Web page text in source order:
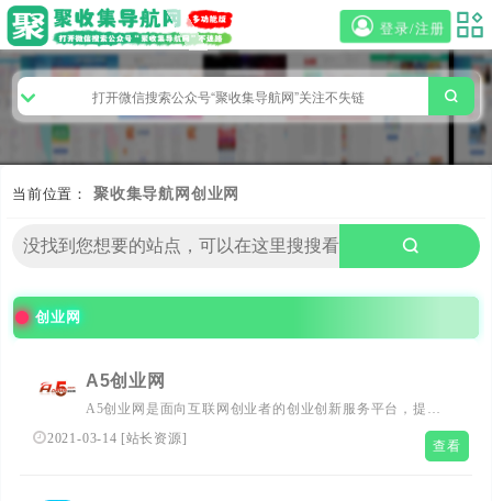
登录/注册
当前位置： 聚收集导航网 创业网
创业网
A5创业网
A5创业网是面向互联网创业者的创业创新服务平台，提供
全方位的创业资讯以及创业实战经验，推荐前沿创业项目。
2021-03-14 [站长资源] 查看